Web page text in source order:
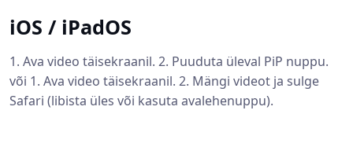
iOS / iPadOS
1. Ava video täisekraanil. 2. Puuduta üleval PiP nuppu.
või 1. Ava video täisekraanil. 2. Mängi videot ja sulge
Safari (libista üles või kasuta avalehenuppu).